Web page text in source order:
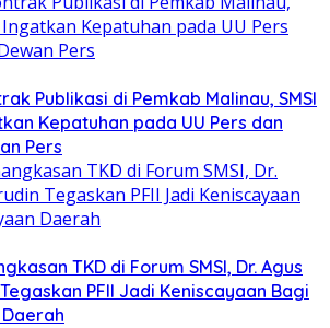
Publikasi di Pemkab Malinau, SMSI
Kepatuhan pada UU Pers dan
Pers
TKD di Forum SMSI, Dr. Agus
PFII Jadi Keniscayaan Bagi